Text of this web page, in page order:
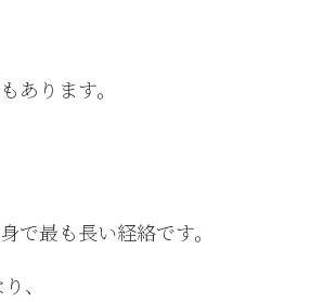
あります。
で最も長い経絡です。
、